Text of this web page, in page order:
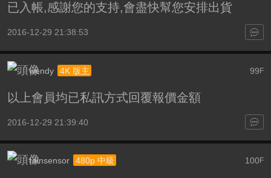
已入帳,感謝您的支持,會盡快幫您安排出貨
2016-12-29 21:38:53
99 F
wendy 4K 版主
以上會員均已私訊方式回覆報價金額
2016-12-29 21:39:40
100F
rainsensor 480p 中級